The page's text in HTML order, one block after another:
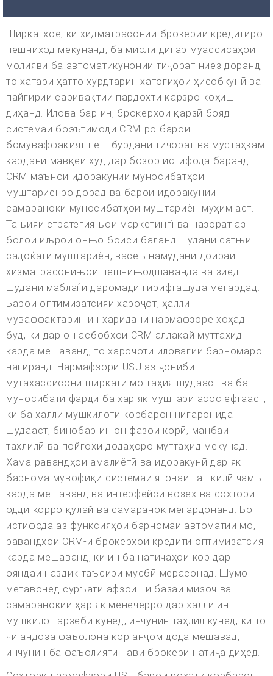
Ширкатҳое, ки хидматрасонии брокерии кредитиро
пешниҳод мекунанд, ба мисли дигар муассисаҳои
молиявӣ ба автоматикунонии тиҷорат ниёз доранд,
то хатари ҳатто хурдтарин хатогиҳои ҳисобкунӣ ва
пайгирии саривақтии пардохти қарзро коҳиш
диҳанд. Илова бар ин, брокерҳои қарзӣ бояд
системаи боэътимоди CRM-ро барои
бомуваффақият пеш бурдани тиҷорат ва мустаҳкам
кардани мавқеи худ дар бозор истифода баранд.
CRM маънои идоракунии муносибатҳои
муштариёнро дорад ва барои идоракунии
самараноки муносибатҳои муштариён муҳим аст.
Тањияи стратегияњои маркетингї ва назорат аз
болои иљрои онњо боиси баланд шудани сатњи
садоќати муштариён, васеъ намудани доираи
хизматрасонињои пешнињодшаванда ва зиёд
шудани маблаѓи даромади гирифташуда мегардад.
Барои оптимизатсияи хароҷот, ҳалли
муваффақтарин ин харидани нармафзоре хоҳад
буд, ки дар он асбобҳои CRM аллакай муттаҳид
карда мешаванд, то хароҷоти иловагии барномаро
нагиранд. Нармафзори USU аз ҷониби
мутахассисони ширкати мо таҳия шудааст ва ба
муносибати фардӣ ба ҳар як муштарӣ асос ёфтааст,
ки ба ҳалли мушкилоти корбарон нигаронида
шудааст, бинобар ин он фазои корӣ, манбаи
таҳлилӣ ва пойгоҳи додаҳоро муттаҳид мекунад.
Ҳама равандҳои амалиётӣ ва идоракунӣ дар як
барнома мувофиқи системаи ягонаи ташкилӣ ҷамъ
карда мешаванд ва интерфейси возеҳ ва сохтори
оддӣ корро қулай ва самаранок мегардонанд. Бо
истифода аз функсияҳои барномаи автоматии мо,
равандҳои CRM-и брокерҳои кредитӣ оптимизатсия
карда мешаванд, ки ин ба натиҷаҳои кор дар
ояндаи наздик таъсири мусбӣ мерасонад. Шумо
метавонед суръати афзоиши базаи мизоҷ ва
самаранокии ҳар як менеҷерро дар ҳалли ин
мушкилот арзёбӣ кунед, инчунин таҳлил кунед, ки то
чӣ андоза фаъолона кор анҷом дода мешавад,
инчунин ба фаъолияти нави брокерӣ натиҷа диҳед.